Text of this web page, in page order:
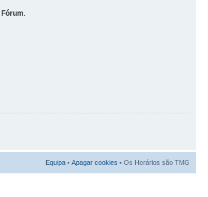
Fórum.
Equipa • Apagar cookies • Os Horários são TMG